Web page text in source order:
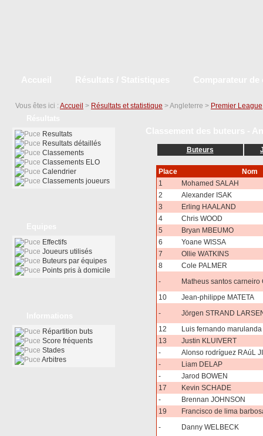
Vous êtes ici : Accueil > Résultats et statistique > Angleterre > Premier League
Buteurs
Place
Nom
1
Mohamed SALAH
2
Alexander ISAK
3
Erling HAALAND
4
Chris WOOD
5
Bryan MBEUMO
6
Yoane WISSA
7
Ollie WATKINS
8
Cole PALMER
-
Matheus santos carneiro
10
Jean-philippe MATETA
-
Jörgen STRAND
12
Luis fernando marulanda
13
Justin KLUIVERT
-
Alonso rodríguez RAúL
-
Liam DELAP
-
Jarod BOWEN
17
Kevin SCHADE
-
Brennan JOHNSON
19
Francisco de lima
-
Danny WELBECK
Resultats
Resultats détaillés
Classements
Classements ELO
Calendrier
Classements joueurs
Effectifs
Joueurs utilisés
Buteurs par équipes
Points pris à domicile
Répartition buts
Score fréquents
Stades
Arbitres